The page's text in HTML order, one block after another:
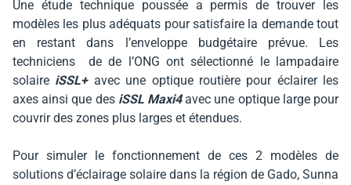
Une étude technique poussée a permis de trouver les
modèles les plus adéquats pour satisfaire la demande tout
en restant dans l’enveloppe budgétaire prévue. Les
techniciens de de l’ONG ont sélectionné le lampadaire
solaire iSSL+ avec une optique routière pour éclairer les
axes ainsi que des iSSL Maxi4 avec une optique large pour
couvrir des zones plus larges et étendues.
Pour simuler le fonctionnement de ces 2 modèles de
solutions d’éclairage solaire dans la région de Gado, Sunna